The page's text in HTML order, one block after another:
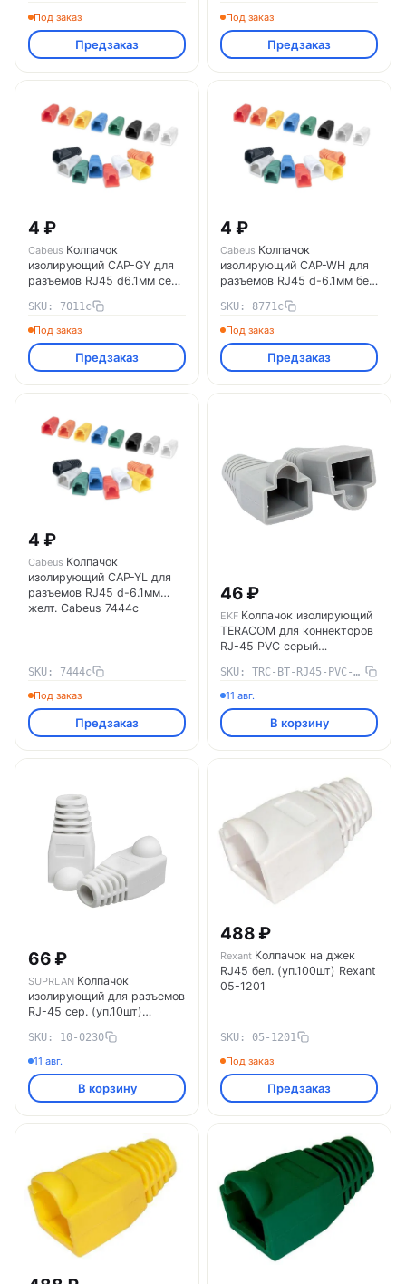
Под заказ
Предзаказ
Под заказ
Предзаказ
4 ₽
Cabeus Колпачок
изолирующий CAP-GY для
разъемов RJ45 d6.1мм сер.
SKU: 7011c
Под заказ
Предзаказ
4 ₽
Cabeus Колпачок
изолирующий CAP-WH для
разъемов RJ45 d-6.1мм бел.
SKU: 8771c
Под заказ
Предзаказ
4 ₽
Cabeus Колпачок
изолирующий CAP-YL для
разъемов RJ45 d-6.1мм
желт. Cabeus 7444c
SKU: 7444c
Под заказ
Предзаказ
46 ₽
EKF Колпачок изолирующий
TERACOM для коннекторов
RJ-45 PVC серый
PVC-10 EKF
SKU: TRC-BT-RJ45-PVC-10
11 авг.
В корзину
66 ₽
SUPRLAN Колпачок
изолирующий для разъемов
RJ-45 сер. (уп.10шт)
SKU: 10-0230
11 авг.
В корзину
488 ₽
Rexant Колпачок на джек
RJ45 бел. (уп.100шт) Rexant
05-1201
SKU: 05-1201
Под заказ
Предзаказ